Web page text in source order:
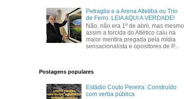
Petraglia e a Arena Atletiba ou Trio
de Ferro. LEIA AQUI A VERDADE!
Não, não era 1º de abril, mas mesmo
assim a torcida do Atlético caiu na
maior mentira pregada pela mídia
sensacionalista e opositores de P...
Postagens populares
Estádio Couto Pereira: Construído
com verba pública